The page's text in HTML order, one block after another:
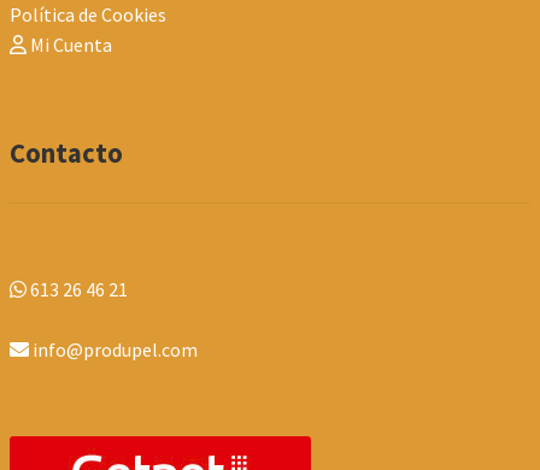
Política de Cookies
Mi Cuenta
Contacto
613 26 46 21
info@produpel.com